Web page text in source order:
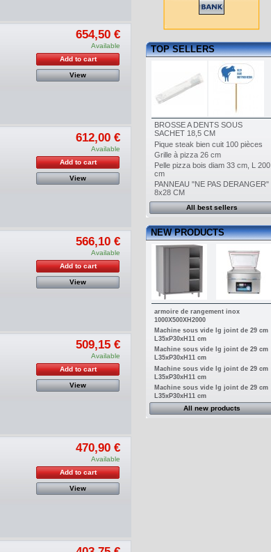
654,50 €
Available
Add to cart
View
612,00 €
Available
Add to cart
View
566,10 €
Available
Add to cart
View
509,15 €
Available
Add to cart
View
470,90 €
Available
Add to cart
View
TOP SELLERS
BROSSE A DENTS SOUS
SACHET 18,5 CM
Pique steak bien cuit 100 pièces
Grille à pizza 26 cm
Pelle pizza bois diam 33 cm, L 200
cm
PANNEAU "NE PAS DERANGER"
8x28 CM
All best sellers
NEW PRODUCTS
armoire de rangement inox
1000X500XH2000
Machine sous vide lg joint de 29 cm
L35xP30xH11 cm
Machine sous vide lg joint de 29 cm
L35xP30xH11 cm
Machine sous vide lg joint de 29 cm
L35xP30xH11 cm
Machine sous vide lg joint de 29 cm
L35xP30xH11 cm
All new products